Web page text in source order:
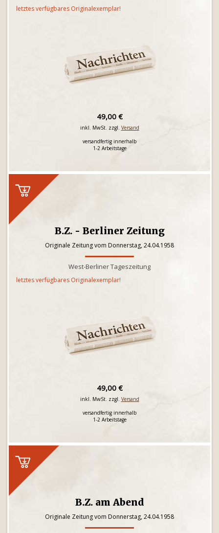
letztes verfügbares Originalexemplar!
49,00 €
inkl. MwSt. zzgl. Versand
versandfertig innerhalb
1-2 Arbeitstage
B.Z. - Berliner Zeitung
Originale Zeitung vom Donnerstag, 24.04.1958
West-Berliner Tageszeitung
letztes verfügbares Originalexemplar!
49,00 €
inkl. MwSt. zzgl. Versand
versandfertig innerhalb
1-2 Arbeitstage
B.Z. am Abend
Originale Zeitung vom Donnerstag, 24.04.1958